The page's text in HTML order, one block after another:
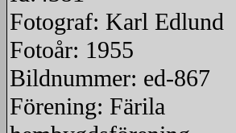
Fotograf: Karl Edlund
Fotoår: 1955
Bildnummer: ed-867
Förening: Färila